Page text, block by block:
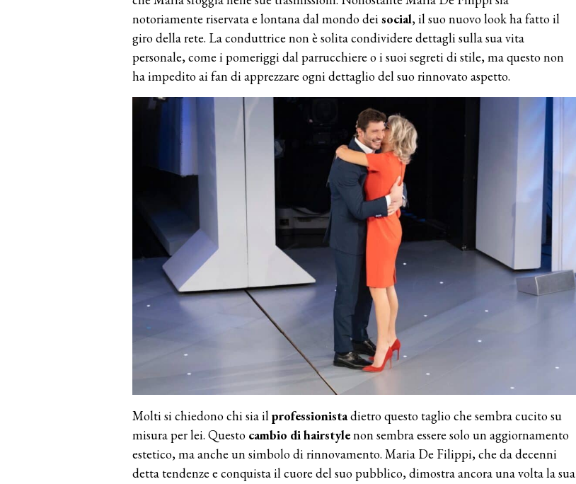
notoriamente riservata e lontana dal mondo deisocial, il suo nuovo look ha fatto il
giro della rete. La conduttrice non è solita condividere dettagli sulla sua vita
personale, come i pomeriggi dal parrucchiere o i suoi segreti di stile, ma questo non
ha impedito ai fan di apprezzare ogni dettaglio del suo rinnovato aspetto.
Molti si chiedono chi sia ilprofessionistadietro questo taglio che sembra cucito su
misura per lei. Questo cambio di hairstylenon sembra essere solo un aggiornamento
estetico, ma anche un simbolo di rinnovamento. Maria De Filippi, che da decenni
detta tendenze e conquista il cuore del suo pubblico, dimostra ancora una volta la sua